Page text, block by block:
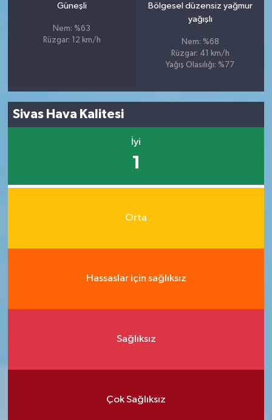
Güneşli
Nem: %63
Rüzgar: 12 km/h
Bölgesel düzensiz yağmur
yağışlı
Nem: %68
Rüzgar: 41 km/h
Yağış Olasılığı: %77
Sivas Hava Kalitesi
İyi
1
Orta
Hassaslar için sağlıksız
Sağlıksız
Çok Sağlıksız